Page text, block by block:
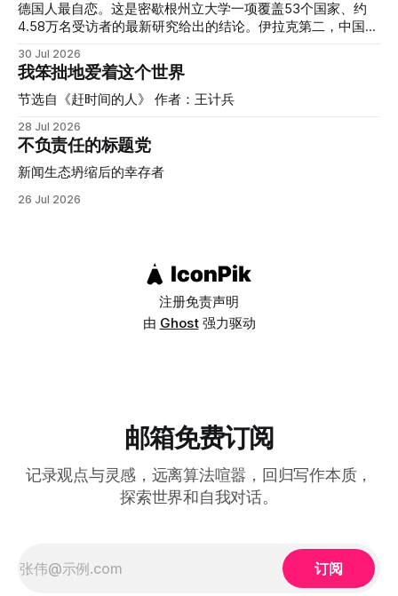
德国人最自恋。这是密歇根州立大学一项覆盖53个国家、约
4.58万名受访者的最新研究给出的结论。伊拉克第二，中国第
表"的美国，只排在第16位。 我们习惯把"自恋"和美式个人主
义、社交媒体文化、真人秀明星联系在一起，但这份研究提醒
我们：这种联想本身，可能就是一种文化偏见的产物。 自恋
碍时，就已经是一种值得关注的心理问题。它的核心特征是过
度的自我夸大、强烈渴望他人赞美，以及缺乏同理心。而在表
面的优越感背后，往往隐藏着脆弱和对自我价值的不确定。
自恋的个体，但数据显示恰恰相反：塞内加尔、孟加拉、摩洛
体主义这个维度的分类上，
30 Jul 2026
我笨拙地爱着这个世界
节选自《赶时间的人》 作者：王计兵
28 Jul 2026
不负责任的标题党
新闻生态坍缩后的幸存者
26 Jul 2026
注册免责声明
由 Ghost强力驱动
邮箱免费订阅
记录观点与灵感，远离算法喧嚣，回归写作本质，
探索世界和自我对话。
订阅